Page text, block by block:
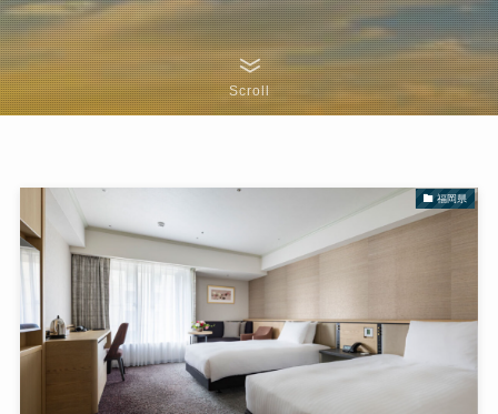
Scroll
福岡県